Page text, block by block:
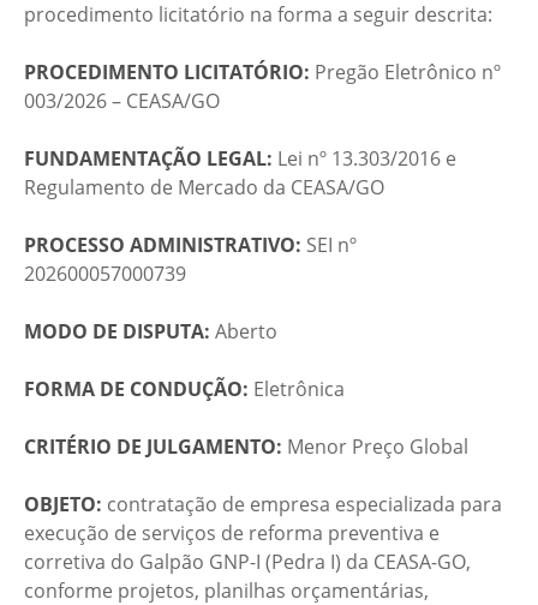
procedimento licitatório na forma a seguir descrita:
PROCEDIMENTO LICITATÓRIO: Pregão Eletrônico nº
003/2026 – CEASA/GO
FUNDAMENTAÇÃO LEGAL: Lei nº 13.303/2016 e
Regulamento de Mercado da CEASA/GO
PROCESSO ADMINISTRATIVO: SEI nº
202600057000739
MODO DE DISPUTA: Aberto
FORMA DE CONDUÇÃO: Eletrônica
CRITÉRIO DE JULGAMENTO: Menor Preço Global
OBJETO: contratação de empresa especializada para
execução de serviços de reforma preventiva e
corretiva do Galpão GNP-I (Pedra I) da CEASA-GO,
conforme projetos, planilhas orçamentárias,